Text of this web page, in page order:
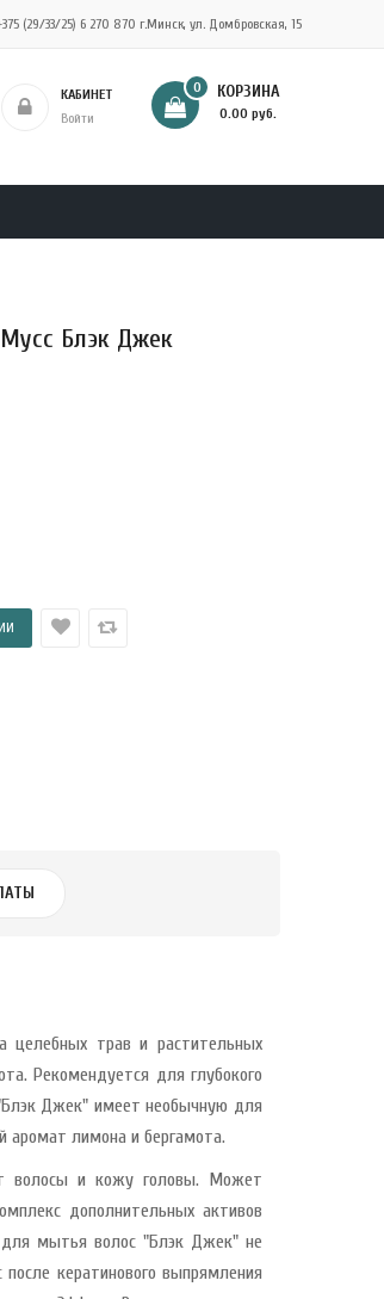
(29/33/25) 6 270 870 г.Минск, ул. Домбровская, 15
КОРЗИНА
0
- 0.00 руб.
КАБИНЕТ
Войти
Блэк Джек
целебных трав и растительных
Рекомендуется для глубокого
Джек" имеет необычную для
аромат лимона и бергамота.
волосы и кожу головы. Может
дополнительных активов
для мытья волос "Блэк Джек" не
кератинового выпрямления